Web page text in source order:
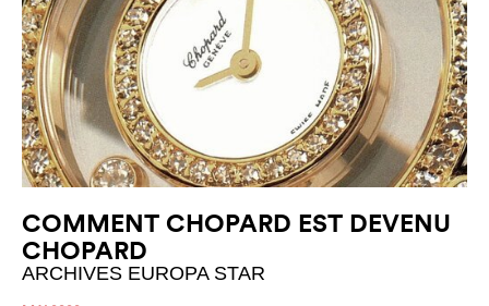
COMMENT CHOPARD EST DEVENU
CHOPARD
ARCHIVES EUROPA STAR